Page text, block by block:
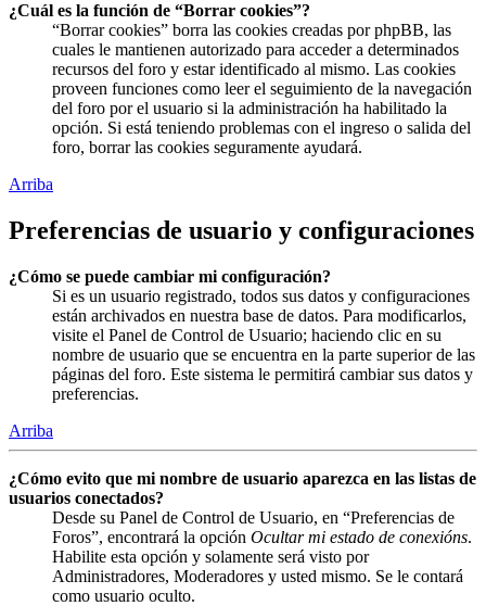
¿Cuál es la función de “Borrar cookies”?
“Borrar cookies” borra las cookies creadas por phpBB, las
cuales le mantienen autorizado para acceder a determinados
recursos del foro y estar identificado al mismo. Las cookies
proveen funciones como leer el seguimiento de la navegación
del foro por el usuario si la administración ha habilitado la
opción. Si está teniendo problemas con el ingreso o salida del
foro, borrar las cookies seguramente ayudará.
Arriba
Preferencias de usuario y configuraciones
¿Cómo se puede cambiar mi configuración?
Si es un usuario registrado, todos sus datos y configuraciones
están archivados en nuestra base de datos. Para modificarlos,
visite el Panel de Control de Usuario; haciendo clic en su
nombre de usuario que se encuentra en la parte superior de las
páginas del foro. Este sistema le permitirá cambiar sus datos y
preferencias.
Arriba
¿Cómo evito que mi nombre de usuario aparezca en las listas de
usuarios conectados?
Desde su Panel de Control de Usuario, en “Preferencias de
Foros”, encontrará la opción Ocultar mi estado de conexións.
Habilite esta opción y solamente será visto por
Administradores, Moderadores y usted mismo. Se le contará
como usuario oculto.